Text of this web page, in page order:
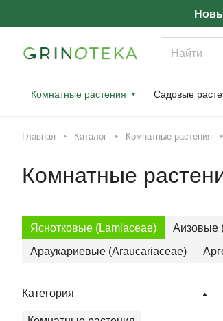
Комнатные растения Садовые
Главная Каталог Комнатные растения
Комнатные
Аизовые
Араукариевые (Araucariaceae)
Яснотковые (Lamiaceae)
Категория